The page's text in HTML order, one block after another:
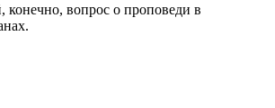
конечно, вопрос о проповеди в